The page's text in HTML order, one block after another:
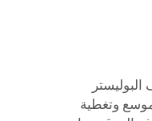
تتمتع فقط بالجمال بل أيضًا بالراحة المثالية لكِ. المادة: 95٪ من ألياف البوليستر
وتغطية